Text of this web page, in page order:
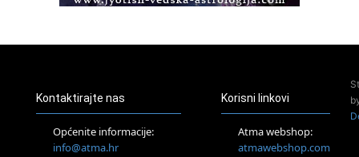
Access BARS®, otpusti stres
Pjesma srca / Zagreb
Tečaj Višeg Vodstva, razvijanja intuicije i Akaša zapisa
Kontaktirajte nas
Općenite informacije:
info@atma.hr
Korisni linkovi
Atma webshop:
atmawebshop.com